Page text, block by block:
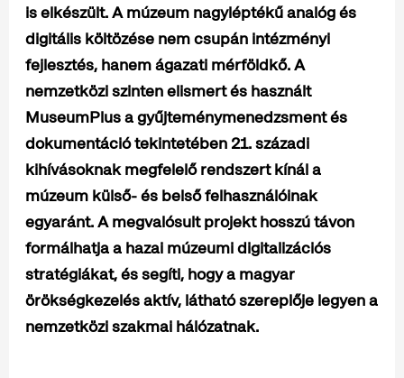
is elkészült. A múzeum nagyléptékű analóg és
digitális költözése nem csupán intézményi
fejlesztés, hanem ágazati mérföldkő. A
nemzetközi szinten elismert és használt
MuseumPlus a gyűjteménymenedzsment és
dokumentáció tekintetében 21. századi
kihívásoknak megfelelő rendszert kínál a
múzeum külső- és belső felhasználóinak
egyaránt. A megvalósult projekt hosszú távon
formálhatja a hazai múzeumi digitalizációs
stratégiákat, és segíti, hogy a magyar
örökségkezelés aktív, látható szereplője legyen a
nemzetközi szakmai hálózatnak.